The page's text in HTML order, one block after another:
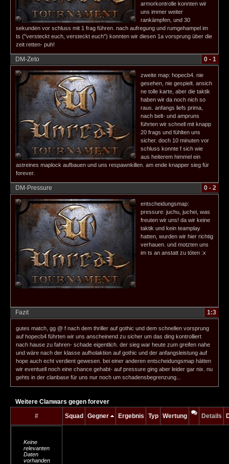
armorkontrolle konnten wir
uns immer weiter
rankämpfen, und 30
sekunden vor schluss mit 1 frag führen. nach aufregung und rumgehampel im
ts ("versteckt euch, versteckt euch") konnten wir diesen 1a vorsprung über die
zeit retten- puh!
DM-Zeto 0 - 1
zweite map: hopecb4. nie
gesehen, nie gespielt. ansich
ne tolle karte, aber die taktik
haben wir da noch nich so
raus. anfangs liefs prima,
nach belt- und ampruns
führten wir schnell mit knapp
20 frags und fühlten uns
sicher. doch 10 minuten vor
schluss konnte f sich wie
aus heiterem himmel ein
astreines maplock aufbauen und uns respawnkillen. am ende knapper sieg für
forever.
DM-Pressure 0 - 2
entscheidungsmap:
pressure: juchu, juchei, was
freuten wir uns! da wir keine
taktik und kein teamplay
hatten, wurden wir hier richtig
verhauen. und motzten uns
im ts an anstatt zu töten :x
Fazit 1:3
gutes match, gg @ f nach dem thriller auf gothic und dem schnellen vorsprung
auf hopecb4 führten wir uns anscheinend zu sicher um das ding kontrolliert
nach hause zu fahren- schade eigentlich. der sieg war heute zum greifen nahe
und wäre nach der klasse aufholaktion auf gothic und der anfangsleistung auf
hope auch echt verdient gewesen. bei einer anderen entscheidungsmap hätten
wir eventuell noch eine chance gehabt- auf pressure ging aber leider gar nix. nu
gehts in der clanbase für uns nur noch um schadensbegrenzung...
Weitere Clanwars gegen forever
# Squad Gegner Ergebnis Typ Wertung Details
Keine
relevanten
Daten
vorhanden